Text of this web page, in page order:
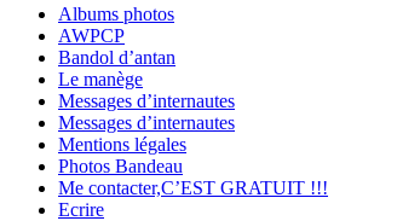
Albums photos
AWPCP
Bandol d’antan
Le manège
Messages d’internautes
Messages d’internautes
Mentions légales
Photos Bandeau
Me contacter,C’EST GRATUIT !!!
Ecrire